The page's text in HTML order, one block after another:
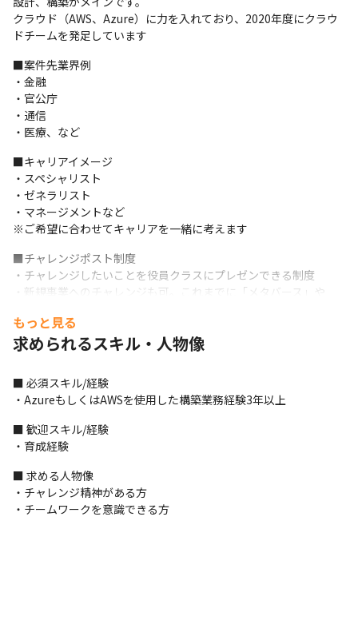
クラウド（AWS、Azure）に力を入れており、2020年度にクラウ
ドチームを発足しています
■案件先業界例
・金融
・官公庁
・通信
・医療、など
■キャリアイメージ
・スペシャリスト
・ゼネラリスト
・マネージメントなど
※ご希望に合わせてキャリアを一緒に考えます
■チャレンジポスト制度
・チャレンジしたいことを役員クラスにプレゼンできる制度
・新規事業へのチャレンジも可。これまでに「メタバース」や
もっと見る
求められるスキル・人物像
■ 必須スキル/経験
・AzureもしくはAWSを使用した構築業務経験3年以上
■ 歓迎スキル/経験
・育成経験
■ 求める人物像
・チャレンジ精神がある方
・チームワークを意識できる方